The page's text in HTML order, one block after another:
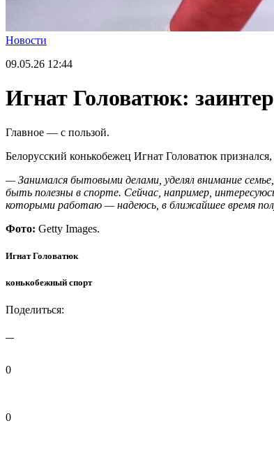
Новости
09.05.26 12:44
Игнат Головатюк:
Главное — с пользой.
Белорусский конькобежец Игнат Головатюк
— Занимался бытовыми делами, уделял внимание
быть полезны в спорте. Сейчас, например,
которыми работаю — надеюсь, в ближайшее время
Фото: Getty Images.
Игнат Головатюк
конькобежный спорт
Поделиться:
0
0